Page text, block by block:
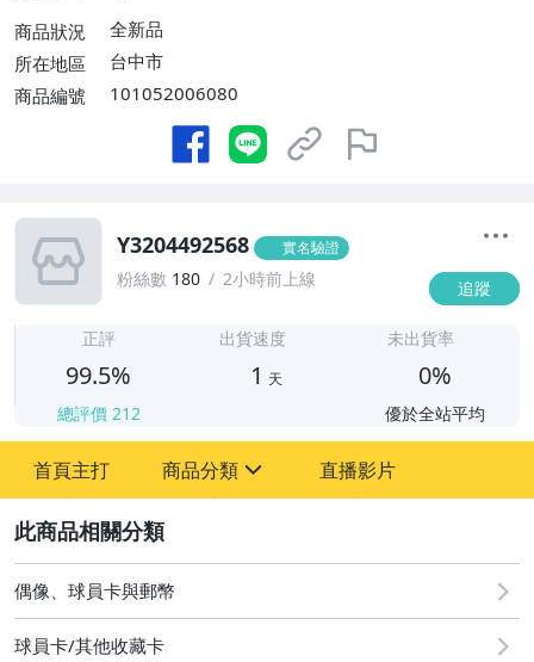
商品狀況
全新品
所在地區
台中市
商品編號
101052006080
Y3204492568 實名驗證
粉絲數 180 2小時前上線 追蹤
正評
99.5%
總評價 212
出貨速度
1 天
未出貨率
0%
優於全站平均
首頁主打 商品分類
偶像、球員卡與郵幣
直播影片
偶像、球員卡與郵幣
球員卡/其他收藏卡